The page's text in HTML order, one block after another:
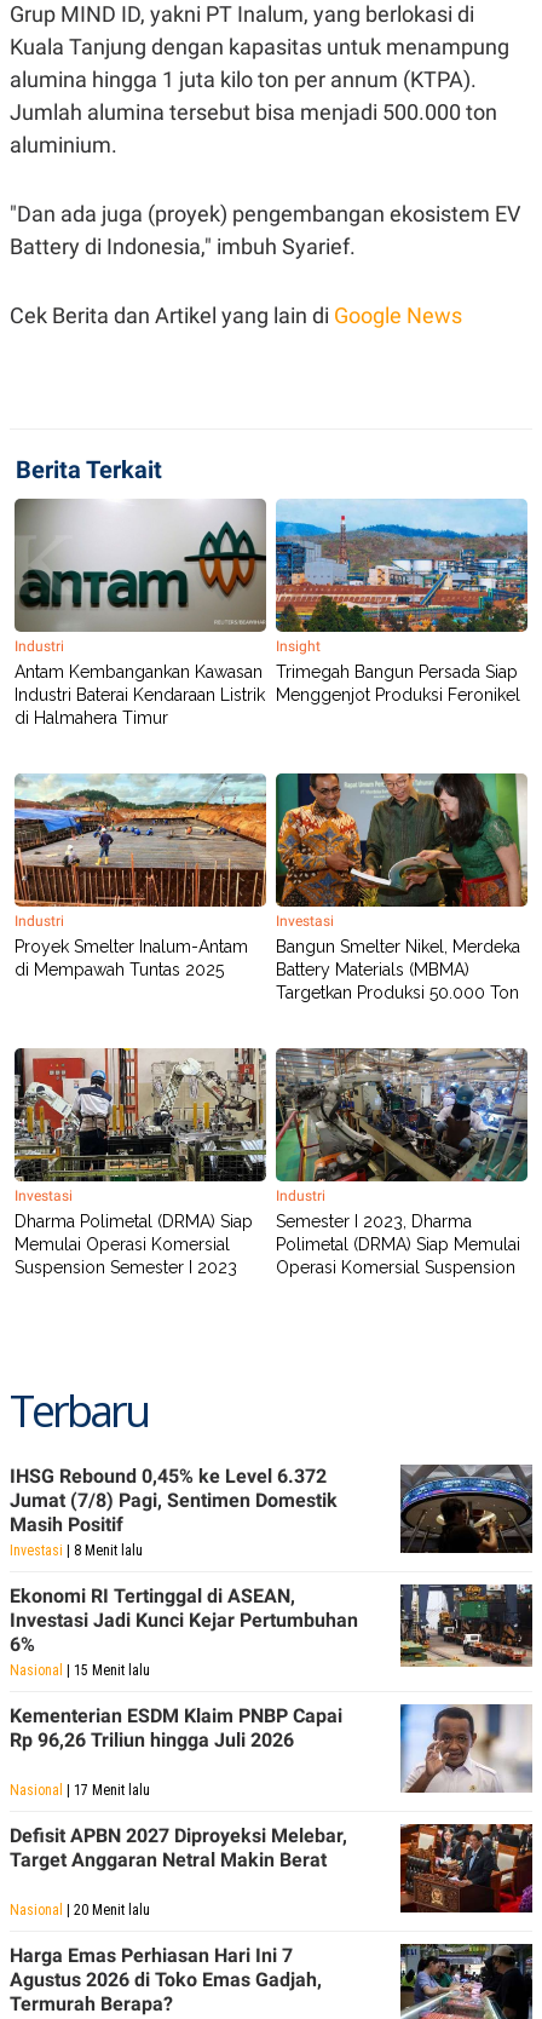
A
D
M
E
A
E
I
D
N
G
A
N
N
R
E
M
P
E
D
I
S
I
N
G
K
G
M
I
A
.
I
D
SITEMAPPROFILETERM
OF
SIBER
PRIVACY
POLICY
Grup MIND ID, yakni PT Inalum, yang berlokasi di
Kuala Tanjung dengan kapasitas untuk menampung
alumina hingga 1 juta kilo ton per annum (KTPA).
Jumlah alumina tersebut bisa menjadi 500.000 ton
aluminium.
"Dan ada juga (proyek) pengembangan ekosistem EV
Battery di Indonesia," imbuh Syarief.
Cek Berita dan Artikel yang lain di Google News
Berita Terkait
Industri
Antam Kembangankan Kawasan
Industri Baterai Kendaraan Listrik
di Halmahera Timur
Insight
Trimegah Bangun Persada Siap
Menggenjot Produksi Feronikel
Industri
Proyek Smelter Inalum-Antam
di Mempawah Tuntas 2025
Investasi
Bangun Smelter Nikel, Merdeka
Battery Materials (MBMA)
Targetkan Produksi 50.000 Ton
Investasi
Dharma Polimetal (DRMA) Siap
Memulai Operasi Komersial
Suspension Semester I 2023
Industri
Semester I 2023, Dharma
Polimetal (DRMA) Siap Memulai
Operasi Komersial Suspension
Terbaru
IHSG Rebound 0,45% ke Level 6.372
Jumat (7/8) Pagi, Sentimen Domestik
Masih Positif
Investasi | 8 Menit lalu
Ekonomi RI Tertinggal di ASEAN,
Investasi Jadi Kunci Kejar Pertumbuhan
6%
Nasional | 15 Menit lalu
Kementerian ESDM Klaim PNBP Capai
Rp 96,26 Triliun hingga Juli 2026
Nasional | 17 Menit lalu
Defisit APBN 2027 Diproyeksi Melebar,
Target Anggaran Netral Makin Berat
Nasional | 20 Menit lalu
Harga Emas Perhiasan Hari Ini 7
Agustus 2026 di Toko Emas Gadjah,
Termurah Berapa?